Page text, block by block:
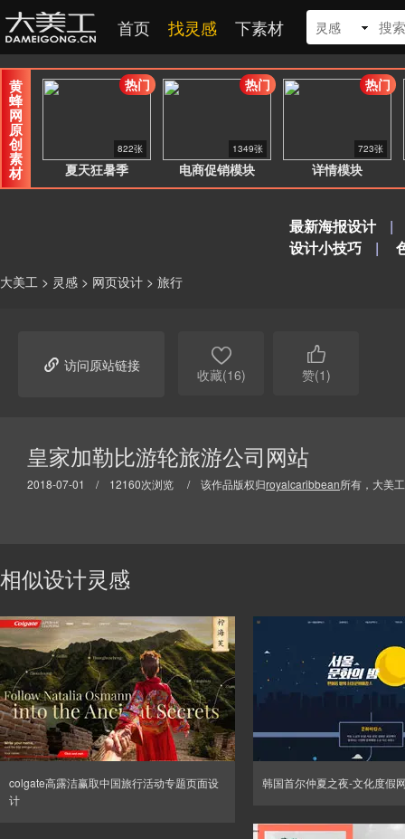
首页 找灵感 下素材 灵感
黄
蜂
网
原
创
素
材 夏天狂暑季
822张
热门
电商促销模块
1349张
热门
详情模块
723张
热门
最新海报设计
|
设计小技巧
|
大美工 > 灵感 > 网页设计 > 旅行
 访问原站链接 
收藏(16)

赞(1)
皇家加勒比游轮旅游公司网站
2018-07-01 / 12160次浏览 / 该作品版权归royalcaribbean所有，大美
相似设计灵感
colgate高露洁赢取中国旅行活动专题页面设
计
韩国首尔仲夏之夜-文化度假